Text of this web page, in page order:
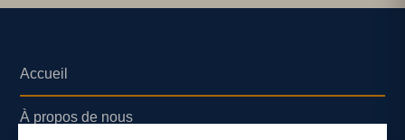
Accueil
À propos de nous